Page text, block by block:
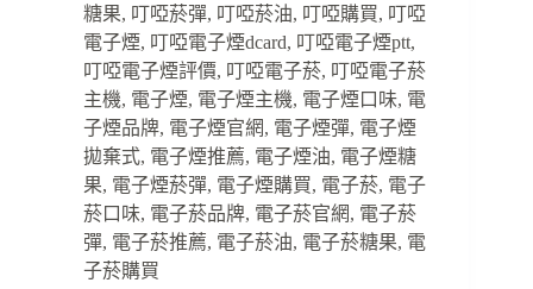
糖果, 叮啞菸彈, 叮啞菸油, 叮啞購買, 叮啞
電子煙, 叮啞電子煙dcard, 叮啞電子煙ptt,
叮啞電子煙評價, 叮啞電子菸, 叮啞電子菸
主機, 電子煙, 電子煙主機, 電子煙口味, 電
子煙品牌, 電子煙官網, 電子煙彈, 電子煙
拋棄式, 電子煙推薦, 電子煙油, 電子煙糖
果, 電子煙菸彈, 電子煙購買, 電子菸, 電子
菸口味, 電子菸品牌, 電子菸官網, 電子菸
彈, 電子菸推薦, 電子菸油, 電子菸糖果, 電
子菸購買